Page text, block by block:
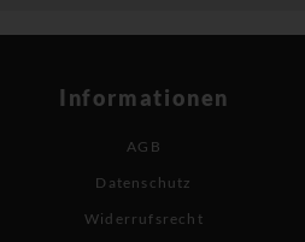
Informationen
AGB
Datenschutz
Widerrufsrecht